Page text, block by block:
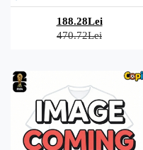
188.28Lei
470.72Lei